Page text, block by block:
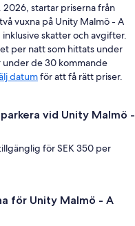
startar priserna från
vuxna på Unity Malmö - A
skatter och avgifter.
per natt som hittats under
de 30 kommande
datumför att få rätt priser.
vid Unity Malmö -
för SEK 350 per
för Unity Malmö - A